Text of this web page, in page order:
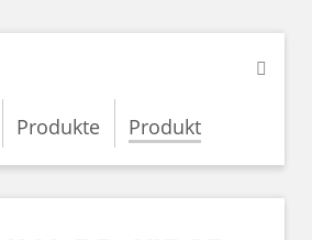
Produkte Produkt